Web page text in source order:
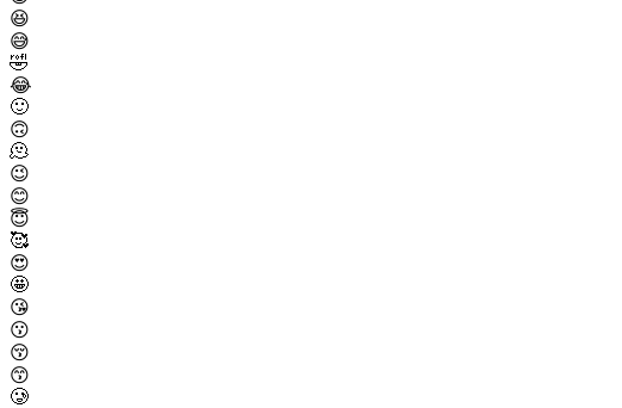
😆
😅
🤣
😂
🙂
🙃
🫠
😉
😊
😇
🥰
😍
🤩
😘
😗
😚
😙
🥲